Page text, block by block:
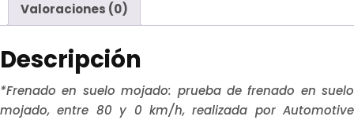
Valoraciones (0)
Descripción
*Frenado en suelo mojado: prueba de frenado en suelo
mojado, entre 80 y 0 km/h, realizada por Automotive